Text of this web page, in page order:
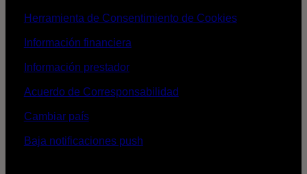
Herramienta de Consentimiento de Cookies
Información financiera
Información prestador
Acuerdo de Corresponsabilidad
Cambiar país
Baja notificaciones push